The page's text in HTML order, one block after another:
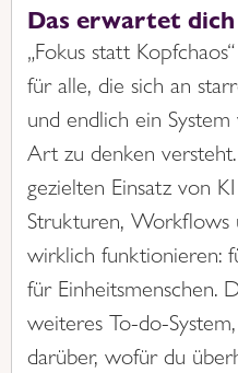
Das erwartet
„Fokus statt
für alle, die sich an
und endlich ein
Art zu denken
gezielten Einsatz von
Strukturen,
wirklich funktionieren:
für Einheitsmenschen.
weiteres To-do-
darüber, wofür du